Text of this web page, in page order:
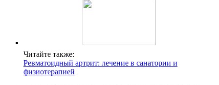
Читайте также:
Ревматоидный артрит: лечение в санатории и
физиотерапией